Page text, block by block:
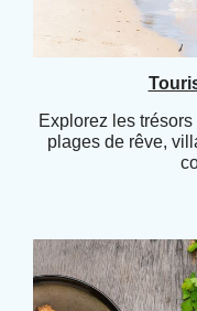
Explorez les
plages de rêve,